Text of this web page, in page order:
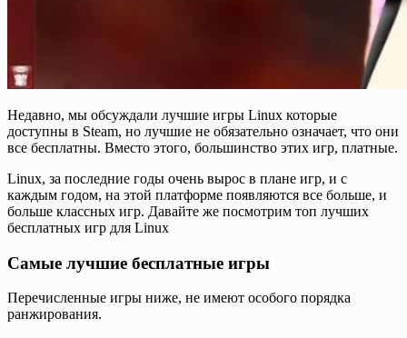
Недавно, мы обсуждали лучшие игры Linux которые
доступны в Steam, но лучшие не обязательно означает, что они
все бесплатны. Вместо этого, большинство этих игр, платные.
Linux, за последние годы очень вырос в плане игр, и с
каждым годом, на этой платформе появляются все больше, и
больше классных игр. Давайте же посмотрим топ лучших
бесплатных игр для Linux
Самые лучшие бесплатные игры
Перечисленные игры ниже, не имеют особого порядка
ранжирования.